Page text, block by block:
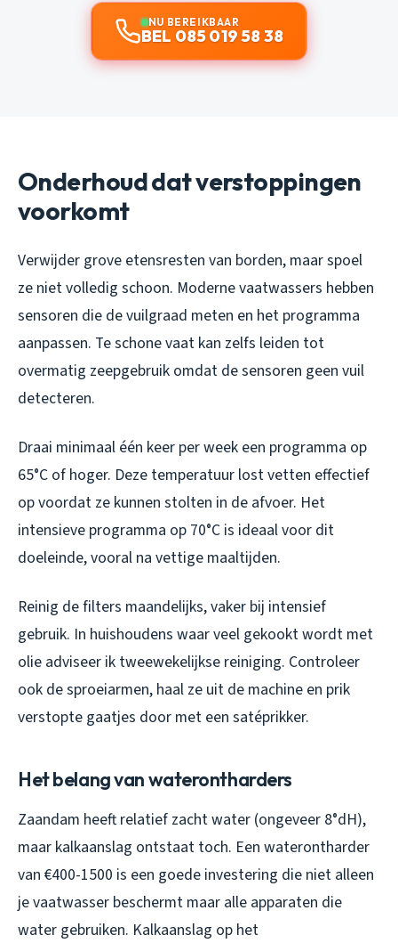
NU BEREIKBAAR
BEL 085 019 58 38
Onderhoud dat verstoppingen
voorkomt
Verwijder grove etensresten van borden, maar spoel
ze niet volledig schoon. Moderne vaatwassers hebben
sensoren die de vuilgraad meten en het programma
aanpassen. Te schone vaat kan zelfs leiden tot
overmatig zeepgebruik omdat de sensoren geen vuil
detecteren.
Draai minimaal één keer per week een programma op
65°C of hoger. Deze temperatuur lost vetten effectief
op voordat ze kunnen stolten in de afvoer. Het
intensieve programma op 70°C is ideaal voor dit
doeleinde, vooral na vettige maaltijden.
Reinig de filters maandelijks, vaker bij intensief
gebruik. In huishoudens waar veel gekookt wordt met
olie adviseer ik tweewekelijkse reiniging. Controleer
ook de sproeiarmen, haal ze uit de machine en prik
verstopte gaatjes door met een satéprikker.
Het belang van waterontharders
Zaandam heeft relatief zacht water (ongeveer 8°dH),
maar kalkaanslag ontstaat toch. Een waterontharder
van €400-1500 is een goede investering die niet alleen
je vaatwasser beschermt maar alle apparaten die
water gebruiken. Kalkaanslag op het